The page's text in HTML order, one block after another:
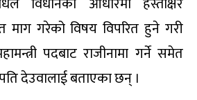
गरेको विषय विपरित हुने गरी
पदबाट राजीनामा गर्ने समेत
देउवालाई बताएका छन् ।